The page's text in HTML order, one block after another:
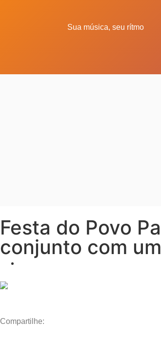
Sua música, seu rítmo
Festa do Povo
conjunto com
Compartilhe: